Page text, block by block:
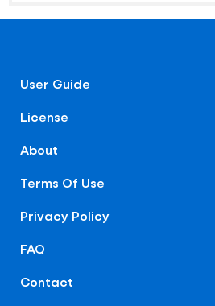
User Guide
License
About
Terms Of Use
Privacy Policy
FAQ
Contact